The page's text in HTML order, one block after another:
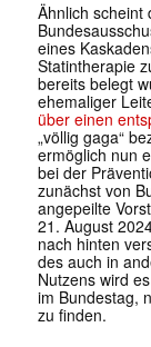
Ähnlich scheint
eines
Statintherapie
bereits belegt
ehemaliger
über einen
„völlig gaga“
ermöglich nun
bei der
zunächst von
angepeilte
21. August
nach hinten
des auch in
Nutzens wird
im Bundestag,
zu finden.